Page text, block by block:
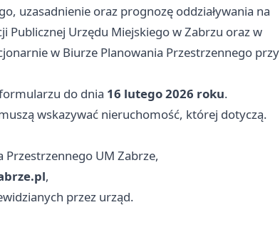
uzasadnienie oraz prognozę oddziaływania na
Urzędu Miejskiego w Zabrzu oraz w
w Biurze Planowania Przestrzennego przy
do dnia 16 lutego 2026 roku.
wskazywać nieruchomość, której dotyczą.
Przestrzennego UM Zabrze,
,
przez urząd.